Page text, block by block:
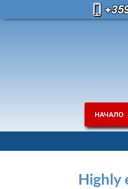
НАЧАЛО
Highly